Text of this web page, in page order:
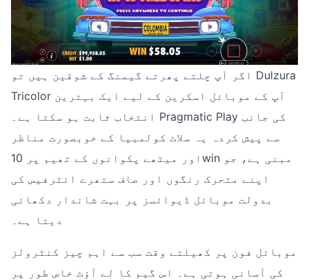
اگر آپ چلتے پھرتے گیمنگ کے شوقین ہیں تو Dulzura
Tricolor آپ کے موبائل اسکرین کے لیے ایک بہترین
انتخاب ثابت ہو سکتا ہے۔ Pragmatic Play کی جانب
سے پیش کردہ یہ سلاٹ کولمبیا کے خوبصورت مناظر
اور میٹھے پکوانوں کے تھیم پر 10win مبنی ہے، جو
اپنے متحرک رنگوں اور صاف ستھرے انٹرفیس کی
بدولت موبائل ڈیوائسز پر بہت شاندار دکھائی
دیتا ہے۔
موبائل فون پر کھیلتے وقت سب سے اہم چیز کنٹرولز
کی آسانی ہوتی ہے۔ اس گیم کا لے آؤٹ خاص طور پر